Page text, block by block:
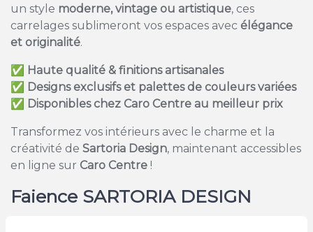
un style moderne, vintage ou artistique, ces
carrelages sublimeront vos espaces avec élégance
et originalité.
✅ Haute qualité & finitions artisanales
✅ Designs exclusifs et palettes de couleurs variées
✅ Disponibles chez Caro Centre au meilleur prix
Transformez vos intérieurs avec le charme et la
créativité de Sartoria Design, maintenant accessibles
en ligne sur Caro Centre !
Faience SARTORIA DESIGN